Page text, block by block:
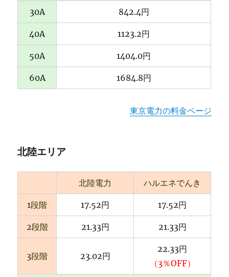
30A 842.4円
40A 1123.2円
50A 1404.0円
60A 1684.8円
東京電力の料金ページ
北陸エリア
北陸電力 ハルエネでんき
1段階 17.52円 17.52円
2段階 21.33円 21.33円
3段階 23.02円
22.33円
（3％OFF）